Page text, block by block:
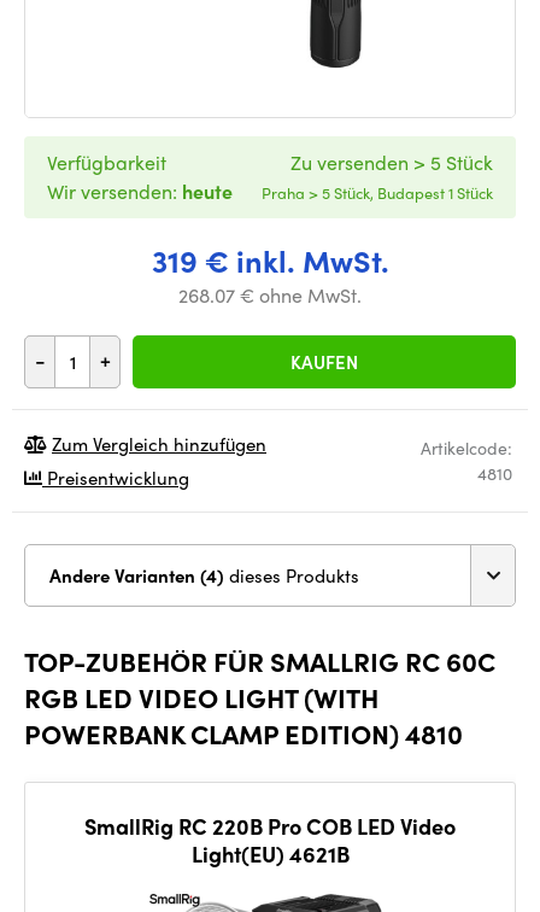
319 € inkl. MwSt.
268.07 € ohne MwSt.
- + KAUFEN
Verfügbarkeit
Wir versenden: heute
Zu versenden > 5 Stück
Praha > 5 Stück, Budapest 1 Stück
Artikelcode:
4810
Zum Vergleich hinzufügen
Preisentwicklung
Andere Varianten (4) dieses Produkts
TOP-ZUBEHÖR FÜR SMALLRIG RC 60C
RGB LED VIDEO LIGHT (WITH
POWERBANK CLAMP EDITION) 4810
SmallRig RC 220B Pro COB LED Video
Light(EU) 4621B